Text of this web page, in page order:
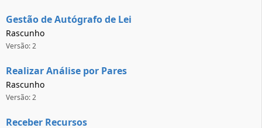
Gestão de Autógrafo de Lei
Rascunho
Versão: 2
Realizar Análise por Pares
Rascunho
Versão: 2
Receber Recursos